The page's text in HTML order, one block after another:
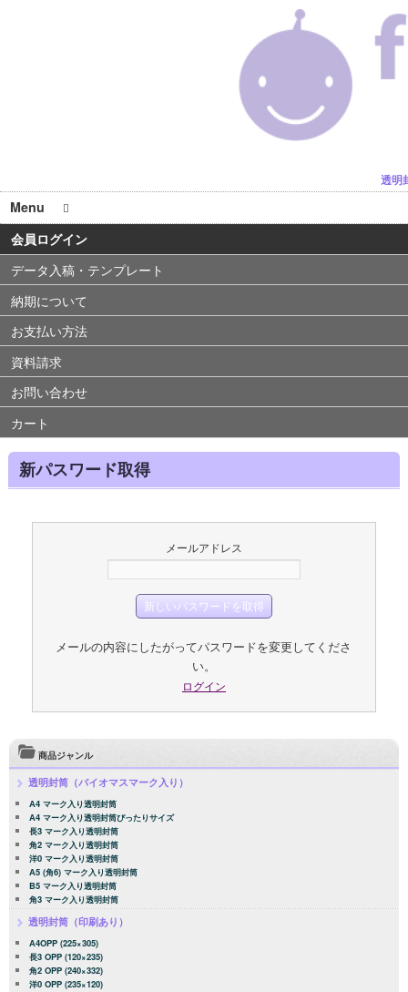
透明
Menu
会員ログイン
データ入稿・テンプレート
納期について
お支払い方法
資料請求
お問い合わせ
カート
新パスワード取得
メールアドレス
メールの内容にしたがってパスワードを変更してくださ
い。
ログイン
商品ジャンル
透明封筒（バイオマスマーク入り）
A4 マーク入り透明封筒
A4 マーク入り透明封筒ぴったりサイズ
長3 マーク入り透明封筒
角2 マーク入り透明封筒
洋0 マーク入り透明封筒
A5 (角6) マーク入り透明封筒
B5 マーク入り透明封筒
角3 マーク入り透明封筒
透明封筒（印刷あり）
A4OPP (225×305)
長3 OPP (120×235)
角2 OPP (240×332)
洋0 OPP (235×120)